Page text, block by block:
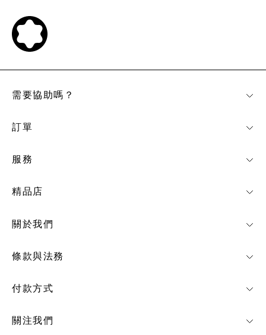
付款方式
關注我們
需要協助嗎？
訂單
服務
精品店
關於我們
條款與法務